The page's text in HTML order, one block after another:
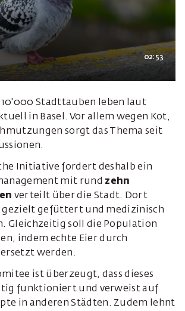
02:53
10'000 Stadttauben leben laut
in Basel. Vor allem wegen Kot,
sorgt das Thema seit
Initiative fordert deshalb ein
mit rund zehn
verteilt über die Stadt. Dort
gezielt gefüttert und medizinisch
Gleichzeitig soll die Population
indem echte Eier durch
werden.
ist überzeugt, dass dieses
funktioniert und verweist auf
in anderen Städten. Zudem lehnt